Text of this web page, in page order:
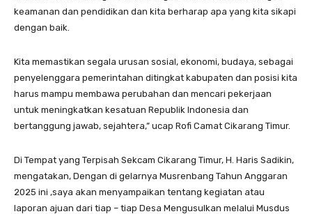
keamanan dan pendidikan dan kita berharap apa yang kita sikapi
dengan baik.
Kita memastikan segala urusan sosial, ekonomi, budaya, sebagai
penyelenggara pemerintahan ditingkat kabupaten dan posisi kita
harus mampu membawa perubahan dan mencari pekerjaan
untuk meningkatkan kesatuan Republik Indonesia dan
bertanggung jawab, sejahtera,” ucap Rofi Camat Cikarang Timur.
Di Tempat yang Terpisah Sekcam Cikarang Timur, H. Haris Sadikin,
mengatakan, Dengan di gelarnya Musrenbang Tahun Anggaran
2025 ini ,saya akan menyampaikan tentang kegiatan atau
laporan ajuan dari tiap – tiap Desa Mengusulkan melalui Musdus